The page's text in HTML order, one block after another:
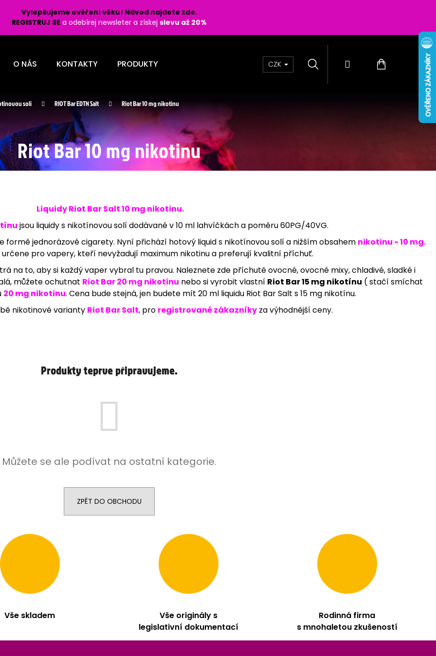
Vylepšujeme ověření věku! Návod najdete zde.
REGISTRUJ SE a odebírej newsleter a získej slevu až 20%
O NÁS KONTAKTY PRODUKTY CZK Hledat PřihlášeníNákupní
solí RIOT Bar EDTN Salt Riot Bar 10 mg nikotinu
Riot Bar 10 mg nikotinu
Liquidy Riot Bar Salt 10 mg nikotinu.
jsou liquidy s nikotínovou solí dodávané v 10 ml lahvíčkách a poměru 60PG/40VG.
jednorázové cigarety. Nyní přichází hotový liquid s nikotínovou solí a nižším obsahem nikotinu - 10 mg.
pro vapery, kteří nevyžadují maximum nikotinu a preferují kvalitní příchuť.
na to, aby si každý vaper vybral tu pravou. Naleznete zde příchutě ovocné, ovocné mixy, chladivé, sladké i
můžete ochutnat Riot Bar 20 mg nikotinu nebo si vyrobit vlastní Riot Bar 15 mg nikotínu ( stačí smíchat
20 mg nikotinu. Cena bude stejná, jen budete mít 20 ml liquidu Riot Bar Salt s 15 mg nikotínu.
nikotinové varianty Riot Bar Salt, pro registrované zákazníky za výhodnější ceny.
Produkty teprve připravujeme.
Můžete se ale podívat na ostatní kategorie.
ZPĚT DO OBCHODU
Vše skladem
Vše originály s
legislativní dokumentací
Rodinná firma
s mnohaletou zkušeností
Doporučujeme
LIO POD PRO 1200 - LEMON BERRY 16
Kč
SYX POD - NÁPLŇ - BLUE RASPBERRY
16,5MG
205 Kč